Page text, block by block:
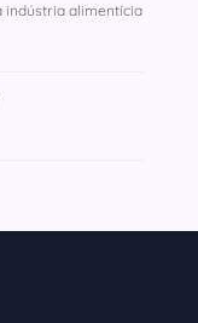
indústria alimentícia